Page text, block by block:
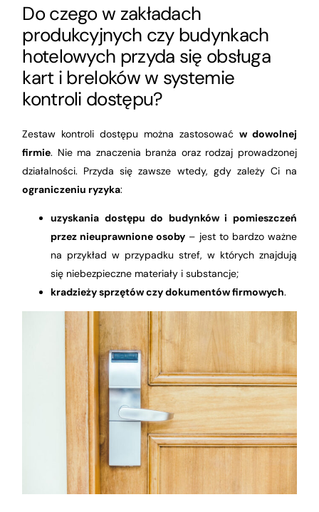
Do czego w zakładach
produkcyjnych czy budynkach
hotelowych przyda się obsługa
kart i breloków w systemie
kontroli dostępu?
Zestaw kontroli dostępu można zastosować w dowolnej
firmie. Nie ma znaczenia branża oraz rodzaj prowadzonej
działalności. Przyda się zawsze wtedy, gdy zależy Ci na
ograniczeniu ryzyka:
uzyskania dostępu do budynków i pomieszczeń
przez nieuprawnione osoby – jest to bardzo ważne
na przykład w przypadku stref, w których znajdują
się niebezpieczne materiały i substancje;
kradzieży sprzętów czy dokumentów firmowych.